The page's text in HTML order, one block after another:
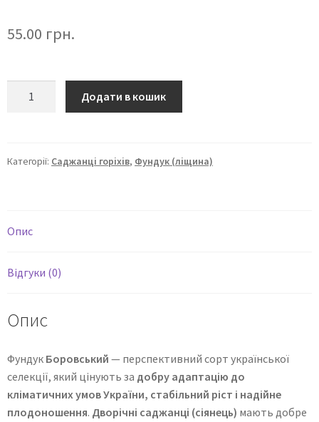
55.00 грн.
Додати в кошик
Категорії: Саджанці горіхів, Фундук (ліщина)
Опис
Відгуки (0)
Опис
Фундук Боровський — перспективний сорт української
селекції, який цінують за добру адаптацію до
кліматичних умов України, стабільний ріст і надійне
плодоношення. Дворічні саджанці (сіянець) мають добре